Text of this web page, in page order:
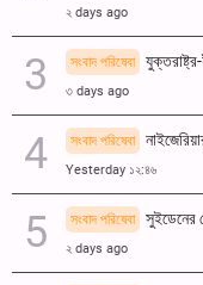
২ days ago
সংবাদ পরিষেবা
৩ days ago
সংবাদ পরিষেবা
Yesterday ১২:৪৬
সংবাদ পরিষেবা সুইডেনের
২ days ago